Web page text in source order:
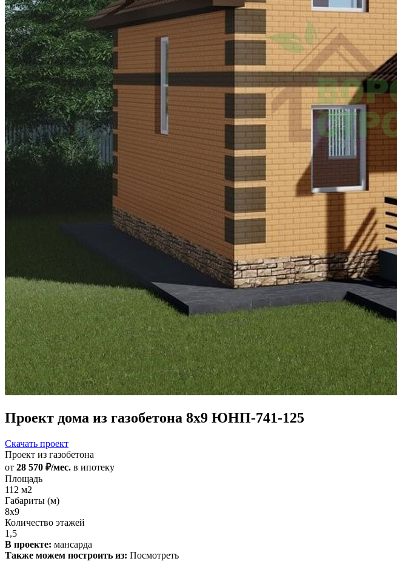
Проект дома из газобетона 8х9 ЮНП-741-125
Скачать проект
Проект из газобетона
от 28 570 ₽/мес. в ипотеку
Площадь
112 м2
Габариты (м)
8х9
Количество этажей
1,5
В проекте: мансарда
Также можем построить из: Посмотреть